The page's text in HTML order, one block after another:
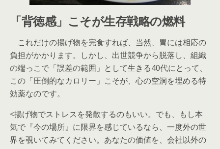
「背徳感」こそが生存戦略の燃料
これだけの揚げ物を完食すれば、当然、胃には相応の
負担がかかります。しかし、出世競争から脱落し、組織
の端っこで「誤差の範囲」として生きる40代にとって、
この「圧倒的なカロリー」こそが、心の空洞を埋める特
効薬なのです。
<揚げ物でストレスを発散するのもいい。でも、もし本
気で『今の場所』に限界を感じているなら、一度外の世
界を覗いてみてください。あなたの価値を、会社以外の